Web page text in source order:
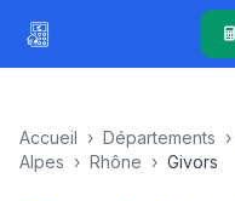
Accueil › Départements ›
Alpes › Rhône › Givors